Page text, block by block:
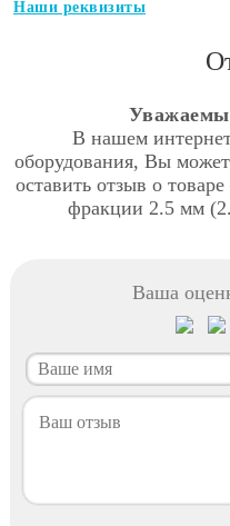
Наши реквизиты
В нашем
оборудования, Вы
оставить отзыв о
фракции 2.5 мм
Ваша